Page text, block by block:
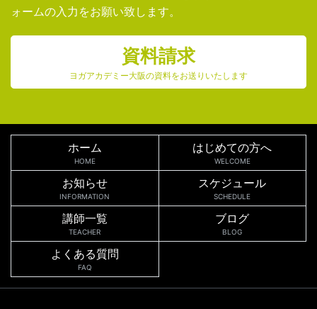
ォームの入力をお願い致します。
資料請求
ヨガアカデミー大阪の資料をお送りいたします
ホーム
HOME
はじめての方へ
WELCOME
お知らせ
INFORMATION
スケジュール
SCHEDULE
講師一覧
TEACHER
ブログ
BLOG
よくある質問
FAQ